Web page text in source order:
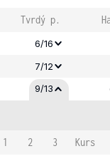
Tvrdý p.
6/16
7/12
9/13
1 2 3
Kurs